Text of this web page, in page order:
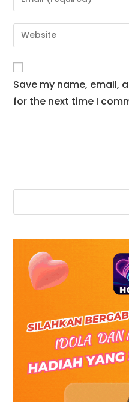
Save my name, email,
for the next time I